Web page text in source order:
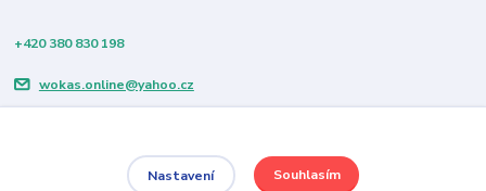
+420 380 830 198
wokas.online@yahoo.cz
Nastavení Souhlasím